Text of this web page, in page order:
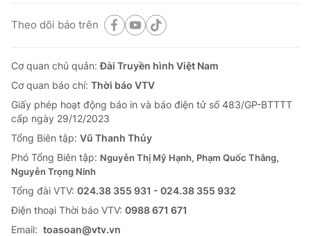
Theo dõi báo trên
Cơ quan chủ quản:Đài Truyền hình Việt Nam
Cơ quan báo chí: Thời báo VTV
Giấy phép hoạt động báo in và báo điện tử số 483/GP-BTTTT
cấp ngày 29/12/2023
Tổng Biên tập: Vũ Thanh Thủy
Phó Tổng Biên tập: Nguyễn Thị Mỹ Hạnh, Phạm Quốc Thắng,
Nguyễn Trọng Ninh
Tổng đài VTV: 024.38 355 931 - 024.38 355 932
Ðiện thoại Thời báo VTV: 0988 671 671
Email: toasoan@vtv.vn